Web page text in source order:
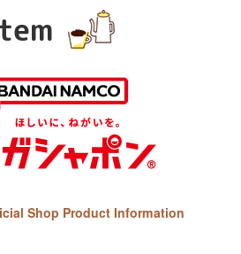
Shop Product Information